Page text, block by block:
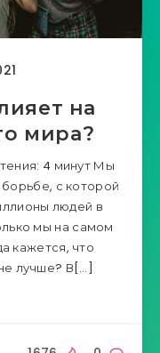
на
мира?
4 минут Мы
с которой
людей в
мы на самом
кажется, что
лучше? В[…]